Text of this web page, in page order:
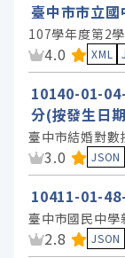
臺中市政
服務分類
格式
標籤
授權
臺中市市立
107學年度第2
資料集評分
4.0 XML
10140-01-
分(按發生日
臺中市結婚對
資料集評分
3.0 JSON
10411-01-
臺中市國民中學
資料集評分
2.8 JSON